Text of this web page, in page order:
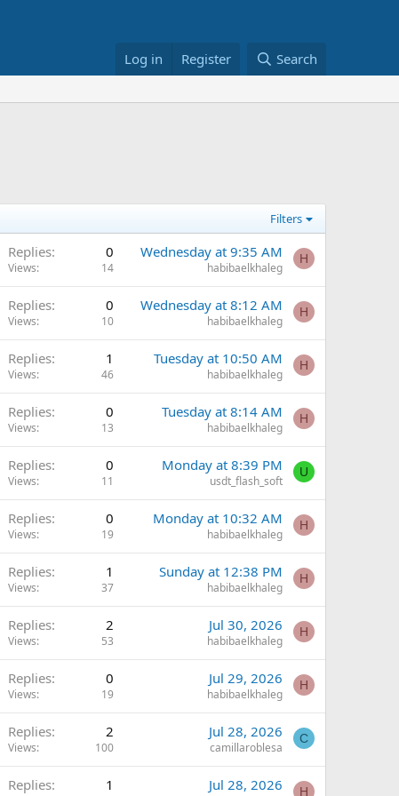
Log in Register Search
Filters
Replies 0
Views 14
Wednesday at 9:35 AM
habibaelkhaleg
H
Replies 0
Views 10
Wednesday at 8:12 AM
habibaelkhaleg
H
Replies 1
Views 46
Tuesday at 10:50 AM
habibaelkhaleg
H
Replies 0
Views 13
Tuesday at 8:14 AM
habibaelkhaleg
H
Replies 0
Views 11
Monday at 8:39 PM
usdt_flash_soft
U
Replies 0
Views 19
Monday at 10:32 AM
habibaelkhaleg
H
Replies 1
Views 37
Sunday at 12:38 PM
habibaelkhaleg
H
Replies 2
Views 53
Jul 30, 2026
habibaelkhaleg
H
Replies 0
Views 19
Jul 29, 2026
habibaelkhaleg
H
Replies 2
Views 100
Jul 28, 2026
camillaroblesa
C
Replies 1 Jul 28, 2026 H